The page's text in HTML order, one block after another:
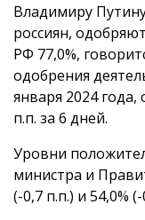
Владимиру
россиян,
РФ 77,0%,
одобрения
января 2024 года,
п.п. за 6 дней.
Уровни
министра и
(-0,7 п.п.) и 54,0%